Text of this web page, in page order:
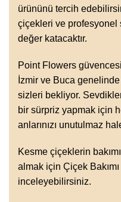
ürününü tercih
çiçekleri ve profesyonel
değer katacaktır.
Point Flowers
İzmir ve Buca
sizleri bekliyor.
bir sürpriz yapmak için
anlarınızı unutulmaz
Kesme çiçeklerin
almak için Çiçek
inceleyebilirsiniz.